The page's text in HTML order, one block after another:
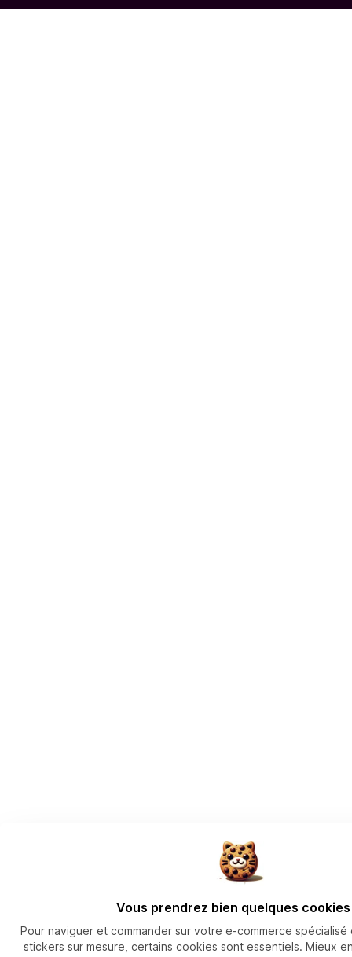
Vous prendrez bien quelques cookies
Pour naviguer et commander sur votre e-commerce spécialisé
stickers sur mesure, certains cookies sont essentiels. Mieux